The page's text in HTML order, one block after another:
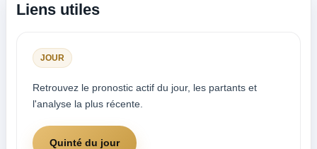
Liens utiles
JOUR
Retrouvez le pronostic actif du jour, les partants et
l'analyse la plus récente.
Quinté du jour